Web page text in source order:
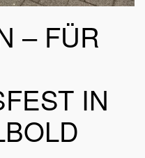
– FÜR
IN